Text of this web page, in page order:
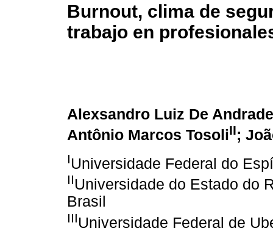
Burnout, clima de
trabajo en
Alexsandro Luiz De Andrade
Antônio Marcos TosoliII;
IUniversidade Federal do
IIUniversidade do Estado do
Brasil
IIIUniversidade Federal de